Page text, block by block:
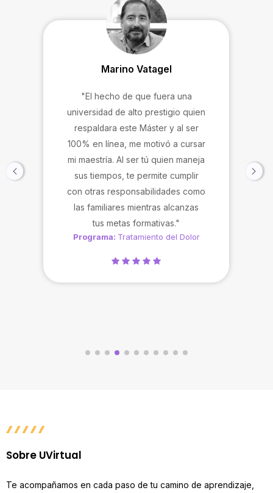
Marino Vatagel
"El hecho de que fuera una
universidad de alto prestigio quien
respaldara este Máster y al ser
100% en línea, me motivó a cursar
mi maestría. Al ser tú quien maneja
sus tiempos, te permite cumplir
con otras responsabilidades como
las familiares mientras alcanzas
tus metas formativas."
Programa: Tratamiento del Dolor
Sobre UVirtual
Te acompañamos en cada paso de tu camino de aprendizaje,